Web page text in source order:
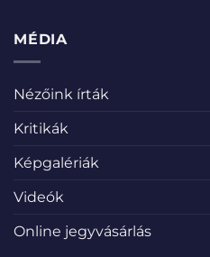
MÉDIA
Nézőink írták
Kritikák
Képgalériák
Videók
Online jegyvásárlás